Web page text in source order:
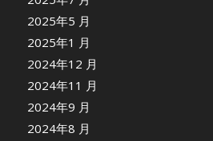
2025年5 月
2025年1 月
2024年12 月
2024年11 月
2024年9 月
2024年8 月